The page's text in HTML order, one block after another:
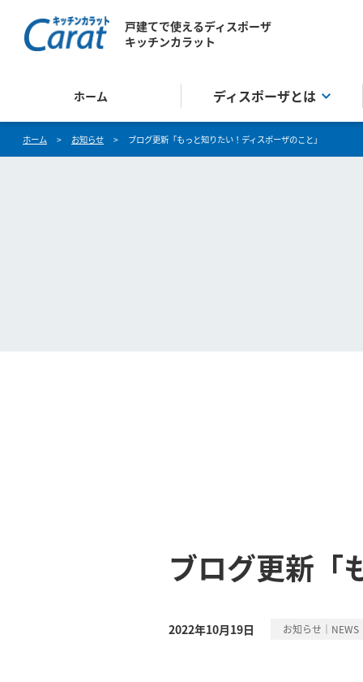
戸建てで使えるディスポーザ
キッチンカラット
ホーム ディスポーザとは
ホーム > お知らせ > ブログ更新「もっと知りたい！ディスポーザのこと」
ブログ更新「
2022年10月19日 お知らせ｜NEWS